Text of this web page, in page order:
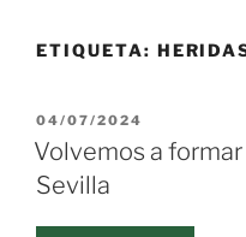
ETIQUETA:
PUBLICADO
EL
04/07/2024
Volvemos a
Sevilla